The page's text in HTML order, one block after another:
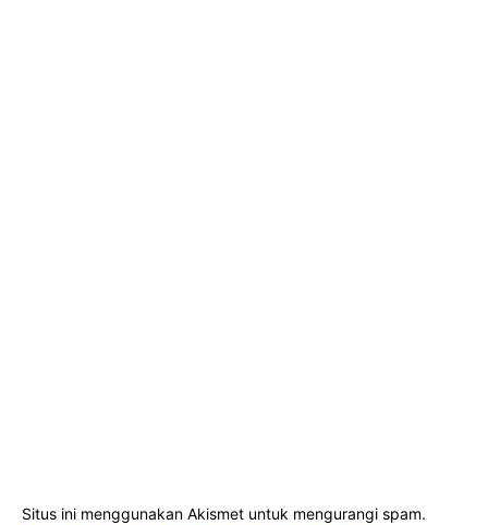
Situs ini menggunakan Akismet untuk mengurangi spam.